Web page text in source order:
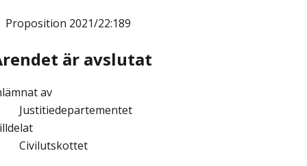
Proposition 2021/22:189
är avslutat
av
Justitiedepartementet
Civilutskottet